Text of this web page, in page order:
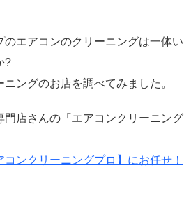
のエアコンのクリーニングは一体い
?
ングのお店を調べてみました。
門店さんの「エアコンクリーニング
ンクリーニングプロ】にお任せ！